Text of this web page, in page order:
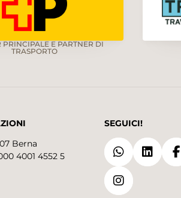
PRINCIPALE E PARTNER DI
TRASPORTO
Berna
4001 4552 5
SEGUICI!